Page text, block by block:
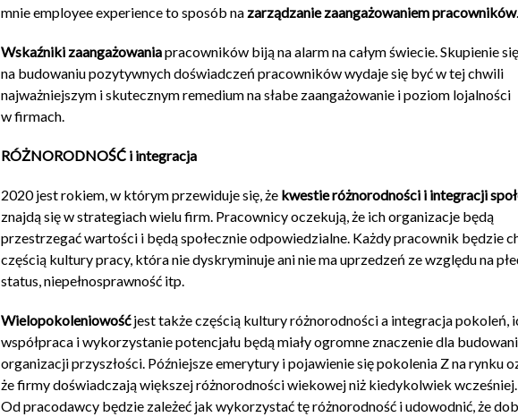
mnie employee experience to sposób na zarządzanie zaangażowaniem pracowników.
Wskaźniki zaangażowaniapracowników biją na alarm na całym świecie. Skupienie się
na budowaniu pozytywnych doświadczeń pracowników wydaje się być w tej chwili
najważniejszym i skutecznym remedium na słabe zaangażowanie i poziom lojalności
w firmach.
RÓŻNORODNOŚĆ i integracja
2020 jest rokiem, w którym przewiduje się, że kwestie różnorodności i integracji
znajdą się w strategiach wielu firm. Pracownicy oczekują, że ich organizacje będą
przestrzegać wartości i będą społecznie odpowiedzialne. Każdy pracownik będzie
częścią kultury pracy, która nie dyskryminuje ani nie ma uprzedzeń ze względu na
status, niepełnosprawność itp.
Wielopokoleniowośćjest także częścią kultury różnorodności a integracja pokoleń,
współpraca i wykorzystanie potencjału będą miały ogromne znaczenie dla
organizacji przyszłości. Późniejsze emerytury i pojawienie się pokolenia Z na rynku
że firmy doświadczają większej różnorodności wiekowej niż kiedykolwiek wcześniej.
Od pracodawcy będzie zależeć jak wykorzystać tę różnorodność i udowodnić, że